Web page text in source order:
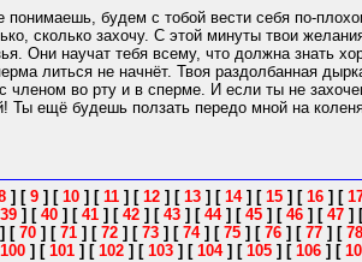
будем с тобой вести себя по-
сколько захочу. С этой минуты твои
Они научат тебя всему, что должна знать
литься не начнёт. Твоя раздолбанная
членом во рту и в сперме. И если ты не
ещё будешь ползать передо мной на
] [ 9 ] [ 10 ] [ 11 ] [ 12 ] [ 13 ] [ 14] [ 15 ] [ 16 ] [
39 ] [ 40 ] [ 41 ] [ 42 ] [ 43 ] [ 44] [ 45 ] [ 46 ] [ 47 ]
] [ 70 ] [ 71 ] [ 72 ] [ 73 ] [ 74] [ 75 ] [ 76 ] [ 77 ] [ 78
100 ] [ 101 ] [ 102 ] [ 103 ] [ 104] [ 105 ] [ 106 ] [